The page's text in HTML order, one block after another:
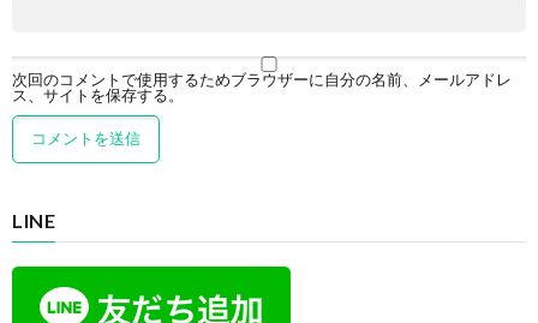
次回のコメントで使用するためブラウザーに自分の名前、メールアドレ
ス、サイトを保存する。
LINE